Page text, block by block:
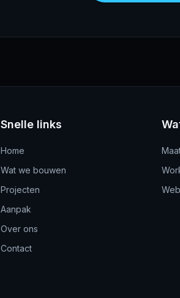
Snelle links
Home
Wat we bouwen
Projecten
Aanpak
Over ons
Contact